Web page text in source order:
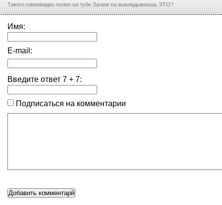
Такого говновидео полно на тубе.Зачем ты выкладываешь ЭТО?
Имя:
E-mail:
Введите ответ 7 + 7:
Подписаться на комментарии